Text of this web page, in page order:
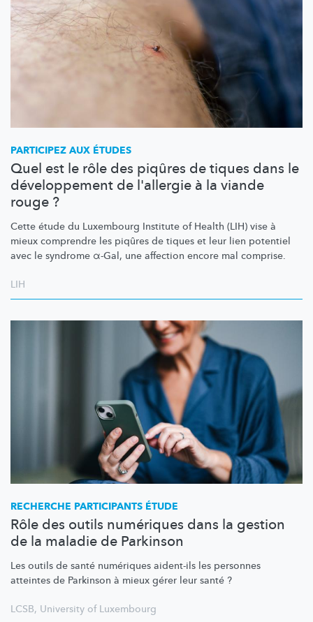
PARTICIPEZ AUX ÉTUDES
Quel est le rôle des piqûres de tiques dans le
développement de l'allergie à la viande
rouge ?
Cette étude du Luxembourg Institute of Health (LIH) vise à
mieux comprendre les piqûres de tiques et leur lien potentiel
avec le syndrome α-Gal, une affection encore mal comprise.
LIH
RECHERCHE PARTICIPANTS ÉTUDE
Rôle des outils numériques dans la gestion
de la maladie de Parkinson
Les outils de santé numériques aident-ils les personnes
atteintes de Parkinson à mieux gérer leur santé ?
LCSB, University of Luxembourg